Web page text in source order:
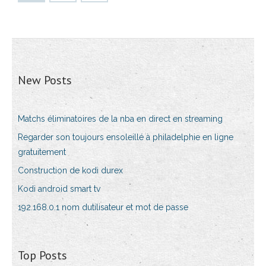
New Posts
Matchs éliminatoires de la nba en direct en streaming
Regarder son toujours ensoleillé à philadelphie en ligne
gratuitement
Construction de kodi durex
Kodi android smart tv
192.168.0.1 nom dutilisateur et mot de passe
Top Posts